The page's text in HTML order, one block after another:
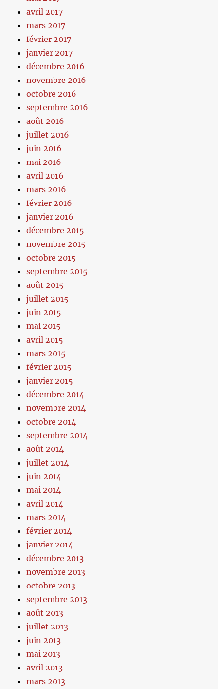
avril 2017
mars 2017
février 2017
janvier 2017
décembre 2016
novembre 2016
octobre 2016
septembre 2016
août 2016
juillet 2016
juin 2016
mai 2016
avril 2016
mars 2016
février 2016
janvier 2016
décembre 2015
novembre 2015
octobre 2015
septembre 2015
août 2015
juillet 2015
juin 2015
mai 2015
avril 2015
mars 2015
février 2015
janvier 2015
décembre 2014
novembre 2014
octobre 2014
septembre 2014
août 2014
juillet 2014
juin 2014
mai 2014
avril 2014
mars 2014
février 2014
janvier 2014
décembre 2013
novembre 2013
octobre 2013
septembre 2013
août 2013
juillet 2013
juin 2013
mai 2013
avril 2013
mars 2013